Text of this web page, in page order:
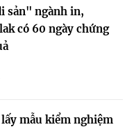
sản" ngành in,
có 60 ngày chứng
mẫu kiểm nghiệm